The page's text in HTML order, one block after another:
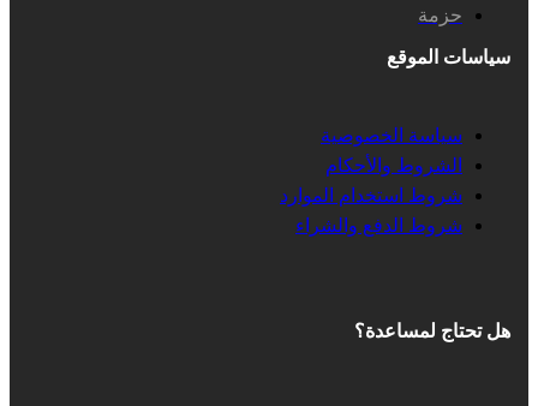
حزمة
سياسات الموقع
سياسة الخصوصية
الشروط والأحكام
شروط استخدام الموارد
شروط الدفع والشراء
هل تحتاج لمساعدة؟